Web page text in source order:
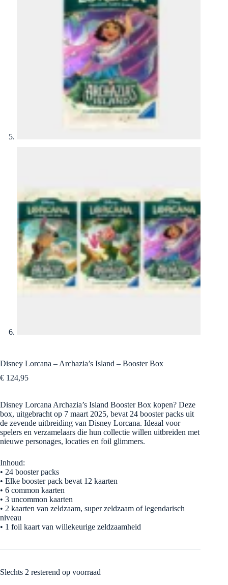
Disney Lorcana – Archazia’s Island – Booster Box
€ 124,95
Disney Lorcana Archazia’s Island Booster Box kopen? Deze
box, uitgebracht op 7 maart 2025, bevat 24 booster packs uit
de zevende uitbreiding van Disney Lorcana. Ideaal voor
spelers en verzamelaars die hun collectie willen uitbreiden met
nieuwe personages, locaties en foil glimmers.
Inhoud:
• 24 booster packs
• Elke booster pack bevat 12 kaarten
• 6 common kaarten
• 3 uncommon kaarten
• 2 kaarten van zeldzaam, super zeldzaam of legendarisch
niveau
• 1 foil kaart van willekeurige zeldzaamheid
Slechts 2 resterend op voorraad